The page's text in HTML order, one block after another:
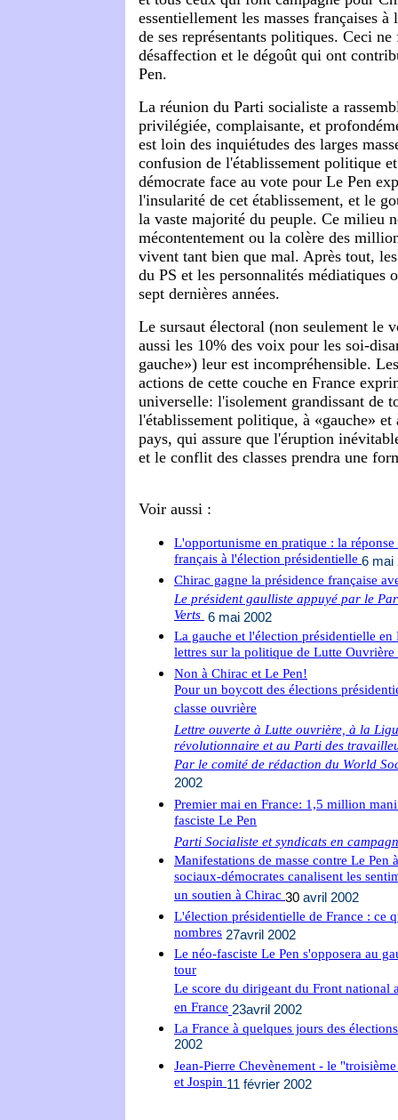
essentiellement les masses françaises
de ses représentants politiques. Ceci
désaffection et le dégoût qui ont
Pen.
La réunion du Parti socialiste a
privilégiée, complaisante, et
est loin des inquiétudes des larges
confusion de l'établissement politique
démocrate face au vote pour Le Pen
l'insularité de cet établissement, et le
la vaste majorité du peuple. Ce milieu
mécontentement ou la colère des
vivent tant bien que mal. Après tout,
du PS et les personnalités médiatiques
sept dernières années.
Le sursaut électoral (non seulement le
aussi les 10% des voix pour les soi-
gauche») leur est incompréhensible.
actions de cette couche en France
universelle: l'isolement grandissant de
l'établissement politique, à «gauche» et
pays, qui assure que l'éruption
et le conflit des classes prendra une
Voir aussi :
L'opportunisme en pratique : la réponse
français à l'élection présidentielle6 mai
Chirac gagne la présidence française
Le président gaulliste appuyé par le
Verts 6 mai 2002
La gauche et l'élection présidentielle en
lettres sur la politique de Lutte Ouvrière
Non à Chirac et Le Pen!
Pour un boycott des élections
classe ouvrière
Lettre ouverte à Lutte ouvrière, à la
révolutionnaire et au Parti des
Par le comité de rédaction du World
2002
Premier mai en France: 1,5 million
fasciste Le Pen
Parti Socialiste et syndicats en
Manifestations de masse contre Le Pen
sociaux-démocrates canalisent les
un soutien à Chirac30 avril 2002
L'élection présidentielle de France : ce
nombres 27avril 2002
Le néo-fasciste Le Pen s'opposera au
tour
Le score du dirigeant du Front national
en France 23avril 2002
La France à quelques jours des
2002
Jean-Pierre Chevènement - le
et Jospin11 février 2002